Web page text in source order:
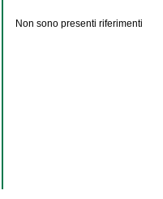
Non sono presenti riferimenti